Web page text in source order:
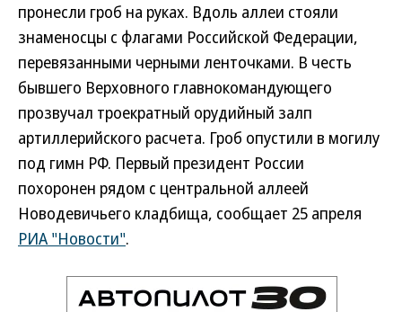
пронесли гроб на руках. Вдоль аллеи стояли
знаменосцы с флагами Российской Федерации,
перевязанными черными ленточками. В честь
бывшего Верховного главнокомандующего
прозвучал троекратный орудийный залп
артиллерийского расчета. Гроб опустили в могилу
под гимн РФ. Первый президент России
похоронен рядом с центральной аллеей
Новодевичьего кладбища, сообщает 25 апреля
РИА "Новости".